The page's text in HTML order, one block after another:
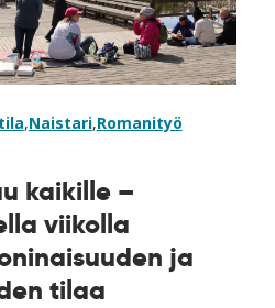
,Naistari,Romanityö
kaikille –
viikolla
ja
tilaa